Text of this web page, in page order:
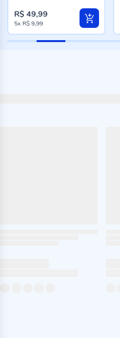
R$ 49,99
5x R$ 9,99